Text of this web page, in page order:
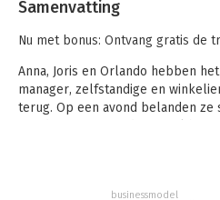
Samenvatting
Nu met bonus: Ontvang gratis de
Anna, Joris en Orlando hebben
manager, zelfstandige en
terug. Op een avond belanden
businessmodel